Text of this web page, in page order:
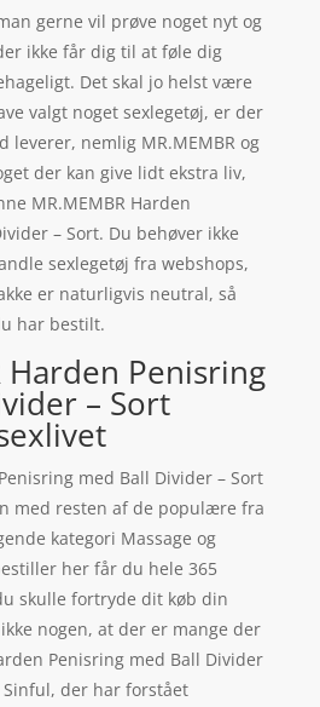
gerne vil prøve noget nyt og
ikke får dig til at føle dig
Det skal jo helst være
valgt noget sexlegetøj, er der
leverer, nemlig MR.MEMBR og
der kan give lidt ekstra liv,
MR.MEMBR Harden
– Sort. Du behøver ikke
sexlegetøj fra webshops,
er naturligvis neutral, så
har bestilt.
Harden Penisring
– Sort
med Ball Divider – Sort
med resten af de populære fra
kategori Massage og
her får du hele 365
skulle fortryde dit køb din
nogen, at der er mange der
Penisring med Ball Divider
der har forstået